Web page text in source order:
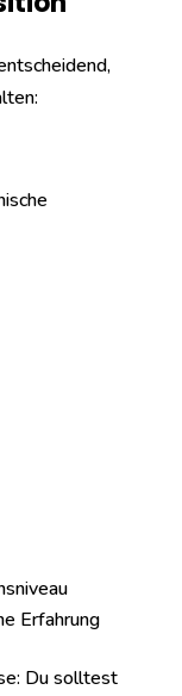
Erfahrung
Du solltest